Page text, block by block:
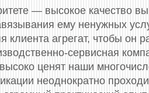
— высокое качество
ему ненужных
клиента агрегат, чтобы он
сервисная
ценят наши
неоднократно